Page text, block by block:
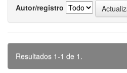
Autor/registro
Resultados 1-1 de 1.